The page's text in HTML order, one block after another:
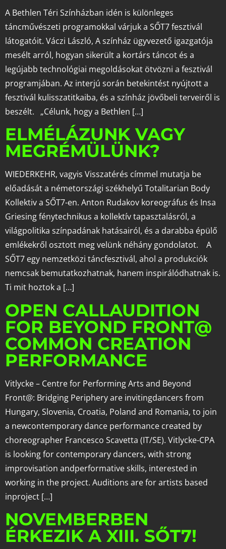
A Bethlen Téri Színházban idén is különleges
táncművészeti programokkal várjuk a SŐT7 fesztivál
látogatóit. Váczi László, A színház ügyvezető igazgatója
mesélt arról, hogyan sikerült a kortárs táncot és a
legújabb technológiai megoldásokat ötvözni a fesztivál
programjában. Az interjú során betekintést nyújtott a
fesztivál kulisszatitkaiba, és a színház jövőbeli terveiről is
beszélt. „Célunk, hogy a Bethlen […]
ELMÉLÁZUNK VAGY
MEGRÉMÜLÜNK?
WIEDERKEHR, vagyis Visszatérés címmel mutatja be
előadását a németországi székhelyű Totalitarian Body
Kollektiv a SŐT7-en. Anton Rudakov koreográfus és Insa
Griesing fénytechnikus a kollektív tapasztalásról, a
világpolitika színpadának hatásairól, és a darabba épülő
emlékekről osztott meg velünk néhány gondolatot. A
SŐT7 egy nemzetközi táncfesztivál, ahol a produkciók
nemcsak bemutatkozhatnak, hanem inspirálódhatnak is.
Ti mit hoztok a […]
OPEN CALLAUDITION
FOR BEYOND FRONT@
COMMON CREATION
PERFORMANCE
Vitlycke – Centre for Performing Arts and Beyond
Front@: Bridging Periphery are invitingdancers from
Hungary, Slovenia, Croatia, Poland and Romania, to join
a newcontemporary dance performance created by
choreographer Francesco Scavetta (IT/SE). Vitlycke-CPA
is looking for contemporary dancers, with strong
improvisation andperformative skills, interested in
working in the project. Auditions are for artists based
inproject […]
NOVEMBERBEN
ÉRKEZIK A XIII. SŐT7!